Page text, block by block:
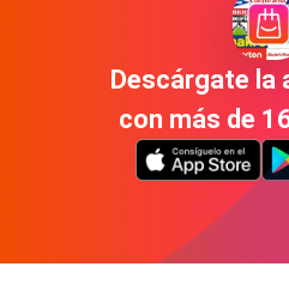
Descárgate la
con más de